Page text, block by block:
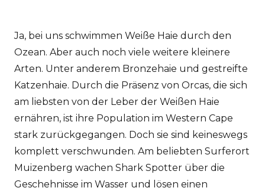
Cookie-Präferenzen
Ja, bei uns schwimmen Weiße Haie durch den
Ozean. Aber auch noch viele weitere kleinere
Arten. Unter anderem Bronzehaie und gestreifte
Katzenhaie. Durch die Präsenz von Orcas, die sich
am liebsten von der Leber der Weißen Haie
ernähren, ist ihre Population im Western Cape
stark zurückgegangen. Doch sie sind keineswegs
komplett verschwunden. Am beliebten Surferort
Muizenberg wachen Shark Spotter über die
Geschehnisse im Wasser und lösen einen